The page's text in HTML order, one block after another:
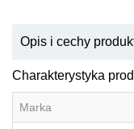
Opis i cechy
Charakterystyka
Marka